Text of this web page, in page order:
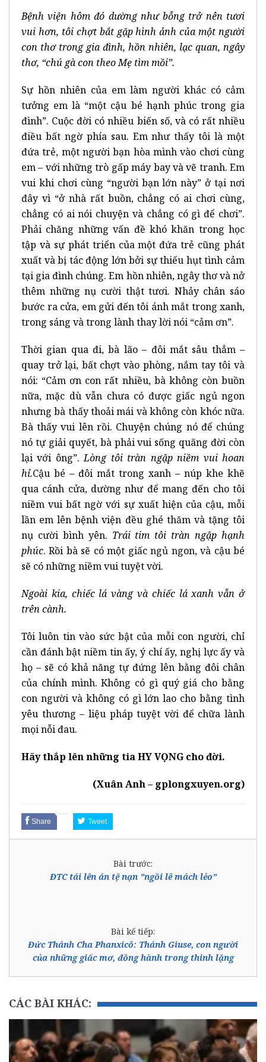
Bệnh viện hôm đó dường như bỗng trở nên tươi
vui hơn, tôi chợt bắt gặp hình ảnh của một người
con thơ trong gia đình, hồn nhiên, lạc quan, ngây
thơ, “chú gà con theo Mẹ tìm mồi”.
Sự hồn nhiên của em làm người khác có cảm
tưởng em là “một cậu bé hạnh phúc trong gia
đình”. Cuộc đời có nhiều biến số, và có rất nhiều
điều bất ngờ phía sau. Em như thấy tôi là một
đứa trẻ, một người bạn hòa mình vào chơi cùng
em – với những trò gấp máy bay và vẽ tranh. Em
vui khi chơi cùng “người bạn lớn này” ở tại nơi
đây vì “ở nhà rất buồn, chẳng có ai chơi cùng,
chẳng có ai nói chuyện và chẳng có gì để chơi”.
Phải chăng những vấn đề khó khăn trong học
tập và sự phát triển của một đứa trẻ cũng phát
xuất và bị tác động lớn bởi sự thiếu hụt tình cảm
tại gia đình chúng. Em hồn nhiên, ngây thơ và nở
thêm những nụ cười thật tươi. Nhảy chân sáo
bước ra cửa, em gửi đến tôi ánh mắt trong xanh,
trong sáng và trong lành thay lời nói “cảm ơn”.
Thời gian qua đi, bà lão – đôi mắt sâu thẳm –
quay trở lại, bất chợt vào phòng, nắm tay tôi và
nói: “Cảm ơn con rất nhiều, bà không còn buồn
nữa, mặc dù vẫn chưa có được giấc ngủ ngon
nhưng bà thấy thoải mái và không còn khóc nữa.
Bà thấy vui lên rồi. Chuyện chúng nó để chúng
nó tự giải quyết, bà phải vui sống quãng đời còn
lại với ông”.Lòng tôi tràn ngập niềm vui hoan
hỉ.Cậu bé – đôi mắt trong xanh – núp khe khẽ
qua cánh cửa, dường như để mang đến cho tôi
niềm vui bất ngờ với sự xuất hiện của cậu, mỗi
lần em lên bệnh viện đều ghé thăm và tặng tôi
nụ cười bình yên. Trái tim tôi tràn ngập hạnh
phúc. Rồi bà sẽ có một giấc ngủ ngon, và cậu bé
sẽ có những niềm vui tuyệt vời.
Ngoài kia, chiếc lá vàng và chiếc lá xanh vẫn ở
trên cành.
Tôi luôn tin vào sức bật của mỗi con người, chỉ
cần đánh bật niềm tin ấy, ý chí ấy, nghị lực ấy và
họ – sẽ có khả năng tự đứng lên bằng đôi chân
của chính mình. Không có gì quý giá cho bằng
con người và không có gì lớn lao cho bằng tình
yêu thương – liệu pháp tuyệt vời để chữa lành
mọi nỗi đau.
Hãy thắp lên những tia HY VỌNG cho đời.
(Xuân Anh – gplongxuyen.org)
Share Tweet
Bài trước:
ĐTC tái lên án tệ nạn ”ngồi lê mách lẻo”
Bài kế tiếp:
Đức Thánh Cha Phanxicô: Thánh Giuse, con người
của những giấc mơ, đồng hành trong thinh lặng
CÁC BÀI KHÁC: